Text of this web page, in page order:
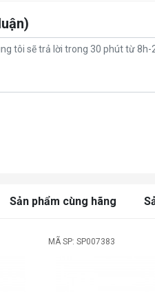
Sản phẩm cùng hãng
MÃ SP: SP007383